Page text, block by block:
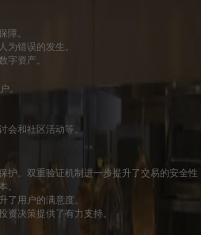
障。
为错误的发生。
字资产。
。
和社区活动等。
。双重验证机制进一步提升了交易的安全性
。
用户的满意度。
决策提供了有力支持。